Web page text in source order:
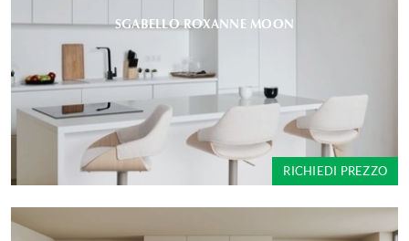
SGABELLO ROXANNE MOON
RICHIEDI PREZZO